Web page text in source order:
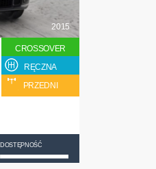
2015
CROSSOVER
RĘCZNA
PRZEDNI
DOSTĘPNOŚĆ